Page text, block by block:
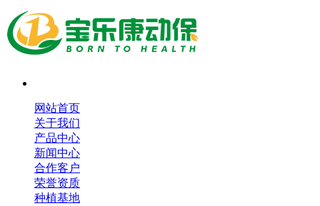
网站首页
关于我们
产品中心
新闻中心
合作客户
荣誉资质
种植基地